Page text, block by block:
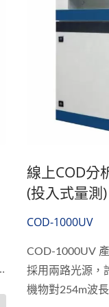
線上COD分
(投入式量測)
COD-1000UV
COD-1000UV
採用兩路光源，
機物對254m波